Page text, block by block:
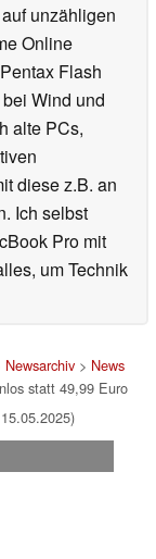
unzähligen
Online
Flash
Wind und
alte PCs,
diese z.B. an
Ich selbst
Pro mit
um Technik
Newsarchiv> News
statt 49,99 Euro